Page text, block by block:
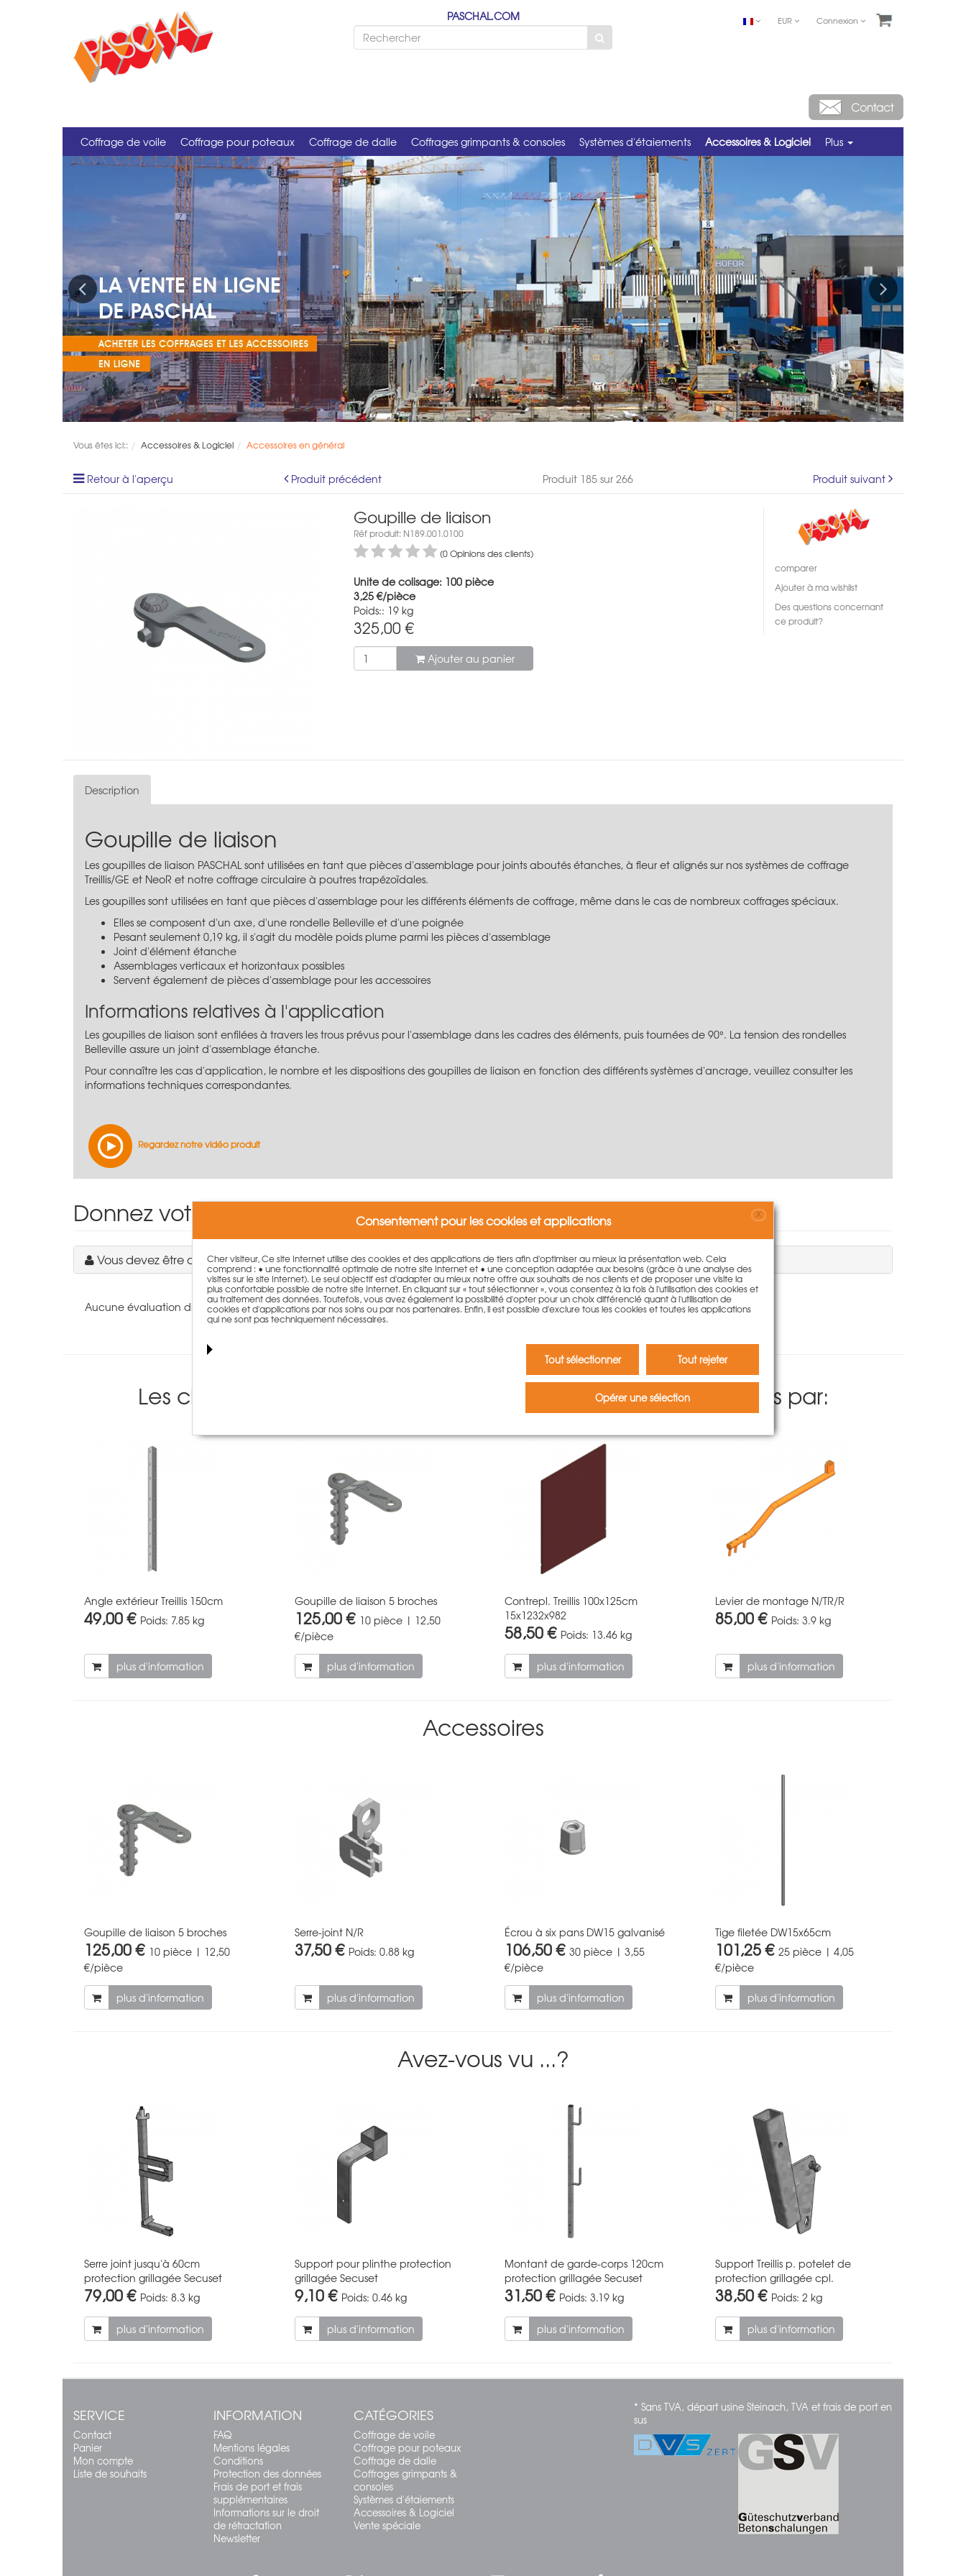
EUR Connexion
PASCHAL.COM
Coffrage de voile Coffrage pour poteaux Coffrage de dalle Coffrages grimpants & consoles Systèmes d'étaiements Accessoires & Logiciel Plus
Previous Next
Vous êtes ici:: Accessoires & Logiciel Accessoires en général
Retour à l'aperçu Produit précédent Produit 185 sur 266 Produit suivant
Goupille de liaison
Réf produit: N189.001.0100
(0 Opinions des clients)
Unite de colisage: 100 pièce
3,25 €/pièce
Poids:: 19 kg
325,00 €
Ajouter au panier
comparer
Ajouter à ma wishlist
Des questions concernant
ce produit?
Description
Goupille de liaison
Les goupilles de liaison PASCHAL sont utilisées en tant que pièces d'assemblage pour joints aboutés étanches, à fleur et alignés sur nos systèmes de coffrage
Treillis/GE et NeoR et notre coffrage circulaire à poutres trapézoïdales.
Les goupilles sont utilisées en tant que pièces d'assemblage pour les différents éléments de coffrage, même dans le cas de nombreux coffrages spéciaux.
Elles se composent d'un axe, d'une rondelle Belleville et d'une poignée
Pesant seulement 0,19 kg, il s'agit du modèle poids plume parmi les pièces d'assemblage
Joint d'élément étanche
Assemblages verticaux et horizontaux possibles
Servent également de pièces d'assemblage pour les accessoires
Informations relatives à l'application
Les goupilles de liaison sont enfilées à travers les trous prévus pour l'assemblage dans les cadres des éléments, puis tournées de 90°. La tension des rondelles
Belleville assure un joint d'assemblage étanche.
Pour connaître les cas d'application, le nombre et les dispositions des goupilles de liaison en fonction des différents systèmes d'ancrage, veuillez consulter les
informations techniques correspondantes.
Regardez notre vidéo produit
Donnez votre avis sur le produit
Vous devez être connecté pour écrire un commentaire.
Aucune évaluation disponible pour ce produit.
Les clients ayant acheté ce produit ont également été séduits par:
Angle extérieur Treillis 150cm
49,00 € Poids: 7.85 kg
plus d'information
Goupille de liaison 5 broches
125,00 € 10 pièce | 12,50
€/pièce
plus d'information
Contrepl. Treillis 100x125cm
15x1232x982
58,50 € Poids: 13.46 kg
plus d'information
Levier de montage N/TR/R
85,00 € Poids: 3.9 kg
plus d'information
Accessoires
Goupille de liaison 5 broches
125,00 € 10 pièce | 12,50
€/pièce
plus d'information
Serre-joint N/R
37,50 € Poids: 0.88 kg
plus d'information
Écrou à six pans DW15 galvanisé
106,50 € 30 pièce | 3,55
€/pièce
plus d'information
Tige filetée DW15x65cm
101,25 € 25 pièce | 4,05
€/pièce
plus d'information
Avez-vous vu ...?
Serre joint jusqu'à 60cm
protection grillagée Secuset
79,00 € Poids: 8.3 kg
plus d'information
Support pour plinthe protection
grillagée Secuset
9,10 € Poids: 0.46 kg
plus d'information
Montant de garde-corps 120cm
protection grillagée Secuset
31,50 € Poids: 3.19 kg
plus d'information
Support Treillis p. potelet de
protection grillagée cpl.
38,50 € Poids: 2 kg
plus d'information
SERVICE
Contact
Panier
Mon compte
Liste de souhaits
INFORMATION
FAQ
Mentions légales
Conditions
Protection des données
Frais de port et frais
supplémentaires
Informations sur le droit
de rétractation
Newsletter
CATÉGORIES
Coffrage de voile
Coffrage pour poteaux
Coffrage de dalle
Coffrages grimpants &
consoles
Systèmes d'étaiements
Accessoires & Logiciel
Vente spéciale
* Sans TVA, départ usine Steinach, TVA et frais de port en
sus
Consentement pour les cookies et applications X
Cher visiteur, Ce site Internet utilise des cookies et des applications de tiers afin d'optimiser au mieux la présentation web. Cela
comprend : • une fonctionnalité optimale de notre site Internet et • une conception adaptée aux besoins (grâce à une analyse des
visites sur le site Internet). Le seul objectif est d'adapter au mieux notre offre aux souhaits de nos clients et de proposer une visite la
plus confortable possible de notre site Internet. En cliquant sur « tout sélectionner », vous consentez à la fois à l'utilisation des cookies et
au traitement des données. Toutefois, vous avez également la possibilité d'opter pour un choix différencié quant à l'utilisation de
cookies et d'applications par nos soins ou par nos partenaires. Enfin, il est possible d'exclure tous les cookies et toutes les applications
qui ne sont pas techniquement nécessaires.
Tout sélectionner Tout rejeter
Opérer une sélection